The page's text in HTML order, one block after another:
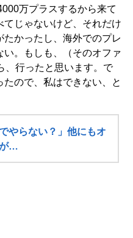
万プラスするから来て
てじゃないけど、それだけ
かったし、海外でのプレ
。もしも、（そのオファ
、行ったと思います。で
ので、私はできない、と
やらない？」他にもオ
…